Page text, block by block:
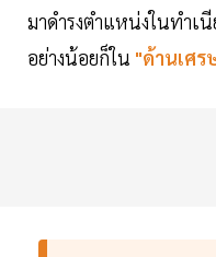
มาดำรงตำแหน่งในทำเ
อย่างน้อยก็ใน "ด้านเศร